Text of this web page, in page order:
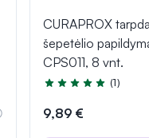
CURAPROX
šepetėlio
CPS011, 8 vnt.
Įvertinimas 5.0 iš 5
(1)
9,89 €